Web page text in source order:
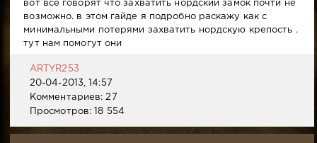
вот все говорят что захватить нордский замок почти не
возможно. в этом гайде я подробно раскажу как с
минимальными потерями захватить нордскую крепость .
тут нам помогут они
ARTYR253
20-04-2013, 14:57
Комментариев: 27
Просмотров: 18 554